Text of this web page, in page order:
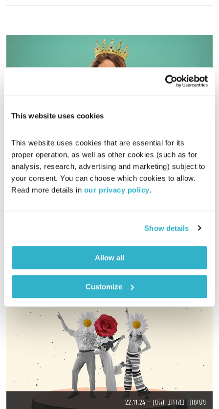
This website uses cookies
This website uses cookies that are essential for its
proper operation, as well as other cookies (such as for
analysis, research, advertising and marketing) subject to
your consent. You can choose which cookies to allow.
Read more details in our privacy policy.
Show details
Allow all
Customize
דליה אילת,
24.11.19
00:58:32
לצאת ממעגל הפינוק?
אודיו
מסעותיי במרחבי הזמן – 22.11.24